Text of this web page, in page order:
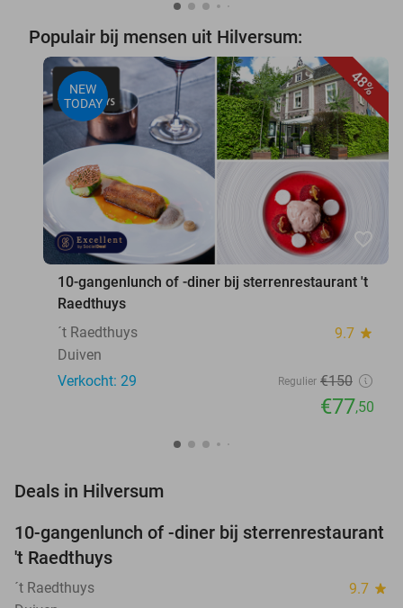
Populair bij mensen uit Hilversum:
48%
NEW
TODAY
favorite_border
10-gangenlunch of -diner bij sterrenrestaurant 't
Raedthuys
´t Raedthuys
9.7 star
Duiven
Verkocht: 29
Regulier €150
€77,50
Deals in Hilversum
48%
NEW
TODAY
10-gangenlunch of -diner bij sterrenrestaurant
't Raedthuys
´t Raedthuys 9.7 star